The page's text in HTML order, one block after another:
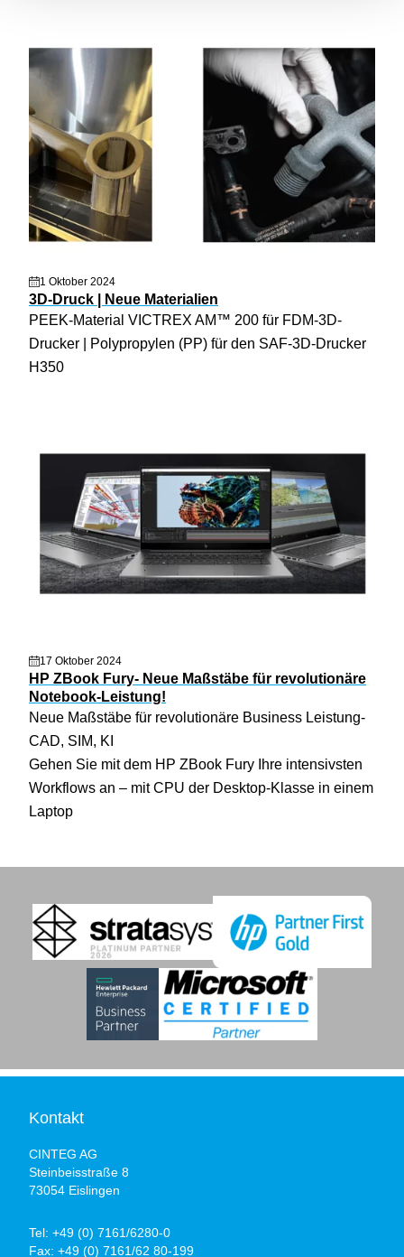
1 Oktober 2024
3D-Druck | Neue Materialien
PEEK-Material VICTREX AM™ 200 für FDM-3D-
Drucker | Polypropylen (PP) für den SAF-3D-Drucker
H350
17 Oktober 2024
HP ZBook Fury- Neue Maßstäbe für revolutionäre
Notebook-Leistung!
Neue Maßstäbe für revolutionäre Business Leistung-
CAD, SIM, KI
Gehen Sie mit dem HP ZBook Fury Ihre intensivsten
Workflows an – mit CPU der Desktop-Klasse in einem
Laptop
Kontakt
CINTEG AG
Steinbeisstraße 8
73054 Eislingen
Tel: +49 (0) 7161/6280-0
Fax: +49 (0) 7161/62 80-199